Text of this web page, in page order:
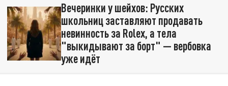
Вечеринки у шейхов: Русских
школьниц заставляют продавать
невинность за Rolex, а тела
"выкидывают за борт" — вербовка
уже идёт